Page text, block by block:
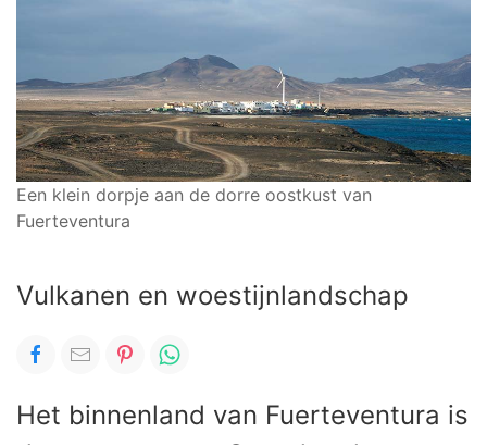
Een klein dorpje aan de dorre oostkust van
Fuerteventura
Vulkanen en woestijnlandschap
Het binnenland van Fuerteventura is